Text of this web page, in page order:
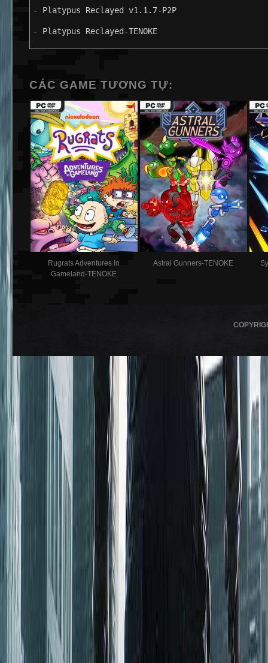
- Platypus Reclayed v1.1.7-P2P
- Platypus Reclayed-TENOKE
CÁC GAME TƯƠNG TỰ:
Rugrats Adventures in
Gameland-TENOKE
Astral Gunners-TENOKE